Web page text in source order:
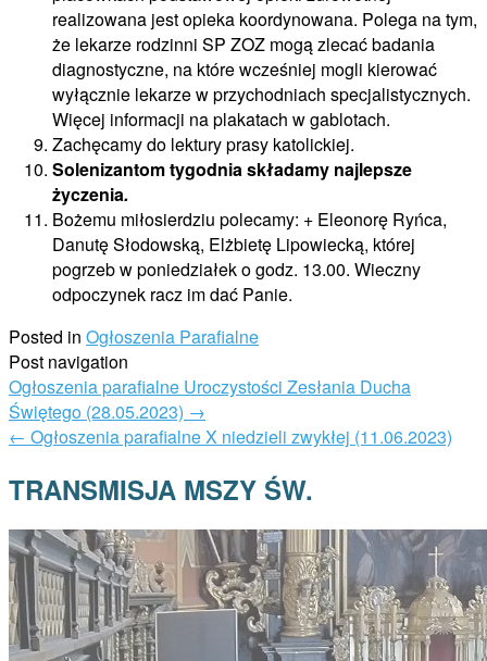
realizowana jest opieka koordynowana. Polega na tym,
że lekarze rodzinni SP ZOZ mogą zlecać badania
diagnostyczne, na które wcześniej mogli kierować
wyłącznie lekarze w przychodniach specjalistycznych.
Więcej informacji na plakatach w gablotach.
Zachęcamy do lektury prasy katolickiej.
Solenizantom tygodnia składamy najlepsze
życzenia.
Bożemu miłosierdziu polecamy: + Eleonorę Ryńca,
Danutę Słodowską, Elżbietę Lipowiecką, której
pogrzeb w poniedziałek o godz. 13.00. Wieczny
odpoczynek racz im dać Panie.
Posted in Ogłoszenia Parafialne
Post navigation
Ogłoszenia parafialne Uroczystości Zesłania Ducha
Świętego (28.05.2023) →
← Ogłoszenia parafialne X niedzieli zwykłej (11.06.2023)
TRANSMISJA MSZY ŚW.